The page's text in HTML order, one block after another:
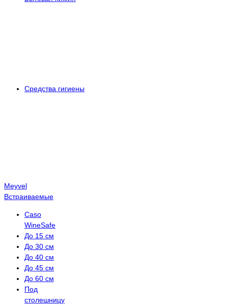
Средства гигиены
Meyvel
Встраиваемые
Caso
WineSafe
До 15 см
До 30 см
До 40 см
До 45 см
До 60 см
Под
столешницу